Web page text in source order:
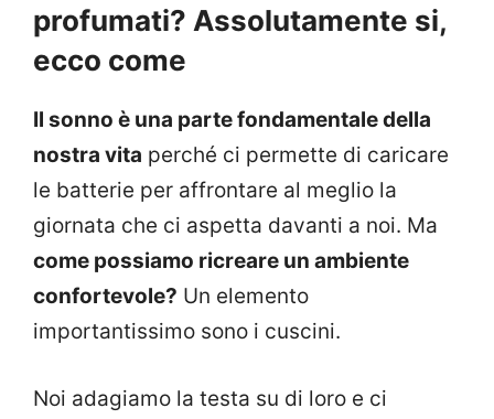
profumati? Assolutamente si,
ecco come
Il sonno è una parte fondamentale della
nostra vita perché ci permette di caricare
le batterie per affrontare al meglio la
giornata che ci aspetta davanti a noi. Ma
come possiamo ricreare un ambiente
confortevole? Un elemento
importantissimo sono i cuscini.
Noi adagiamo la testa su di loro e ci